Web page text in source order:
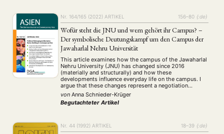
Nr. 164/165 (2022) ARTIKEL 156–80 {:de}
Wofür steht die JNU und wem gehört ihr Campus? –
Der symbolische Deutungskampf um den Campus der
Jawaharlal Nehru Universität
This article examines how the campus of the Jawaharlal
Nehru University (JNU) has changed since 2016
(materially and structurally) and how these
developments influence everyday life on the campus. I
argue that these changes represent a negotiation
process around the symbolism of JNU, which links to
the understanding of the idea of nationality as well …
von Anna Schnieder-Krüger
Begutachteter Artikel
Nr. 44 (1992) ARTIKEL 18–39 {:de}